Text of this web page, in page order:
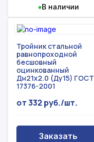
●В наличии
Тройник стальной
равнопроходной
бесшовный
оцинкованный
Дн21х2.0 (Ду15) ГОСТ
17376-2001
от 332 руб./шт.
Заказать